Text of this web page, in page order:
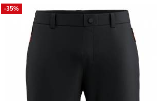
-35%